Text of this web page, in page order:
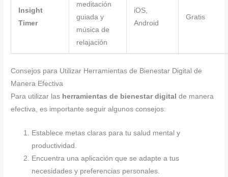
Insight
Timer
meditación
guiada y
música de
relajación
iOS,
Android
Gratis
Consejos para Utilizar Herramientas de Bienestar Digital de
Manera Efectiva
Para utilizar las herramientas de bienestar digital de manera
efectiva, es importante seguir algunos consejos:
Establece metas claras para tu salud mental y
productividad.
Encuentra una aplicación que se adapte a tus
necesidades y preferencias personales.